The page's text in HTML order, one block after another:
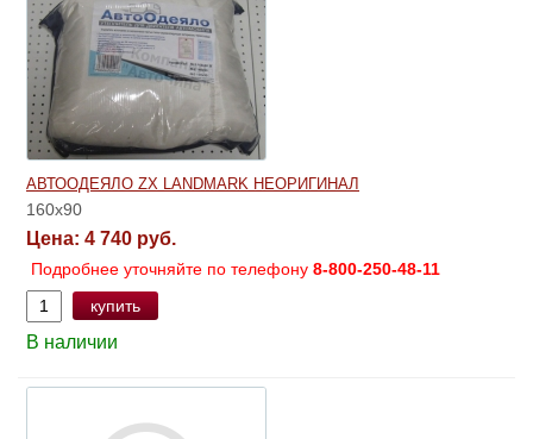
АВТООДЕЯЛО ZX LANDMARK НЕОРИГИНАЛ
160x90
Цена: 4 740 руб.
Подробнее уточняйте по телефону 8-800-250-48-11
купить
В наличии